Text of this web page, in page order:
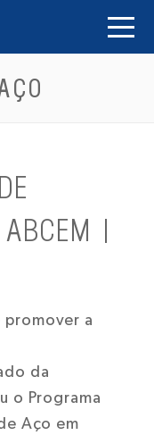
|
promover a
da
o Programa
Aço em